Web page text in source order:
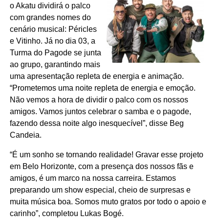
o Akatu dividirá o palco
com grandes nomes do
cenário musical: Péricles
e Vitinho. Já no dia 03, a
Turma do Pagode se junta
ao grupo, garantindo mais
uma apresentação repleta de energia e animação.
“Prometemos uma noite repleta de energia e emoção.
Não vemos a hora de dividir o palco com os nossos
amigos. Vamos juntos celebrar o samba e o pagode,
fazendo dessa noite algo inesquecível”, disse Beg
Candeia.
“É um sonho se tornando realidade! Gravar esse projeto
em Belo Horizonte, com a presença dos nossos fãs e
amigos, é um marco na nossa carreira. Estamos
preparando um show especial, cheio de surpresas e
muita música boa. Somos muto gratos por todo o apoio e
carinho”, completou Lukas Bogé.